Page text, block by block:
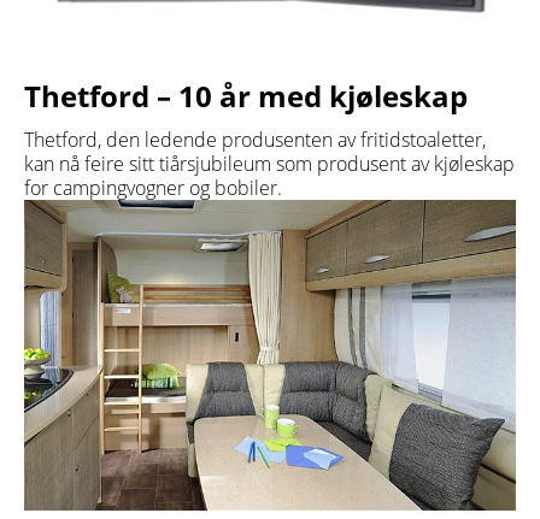
Thetford – 10 år med kjøleskap
Thetford, den ledende produsenten av fritidstoaletter,
kan nå feire sitt tiårsjubileum som produsent av kjøleskap
for campingvogner og bobiler.